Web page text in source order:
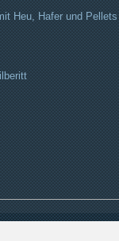
Heu, Hafer und Pellets